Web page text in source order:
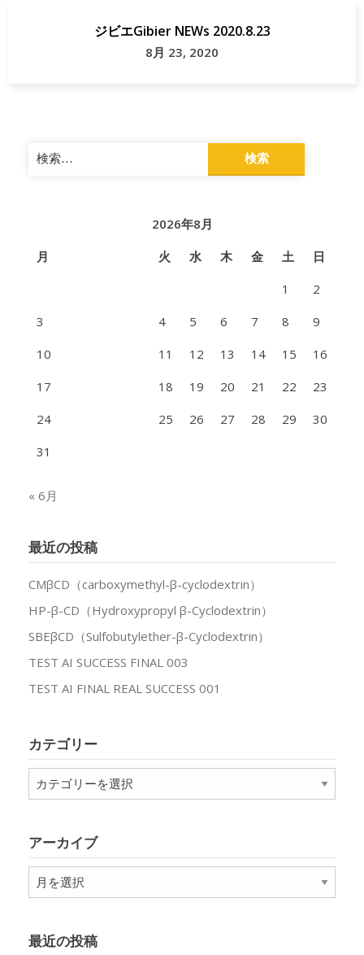
ジビエGibier NEWs 2020.8.23
8月 23, 2020
検
索:
2026年8月
月
火 水 木 金 土
日
1
2
3
4 5 6 7 8
9
10
11 12 13 14 15
16
17
18 19 20 21 22
23
24
25 26 27 28 29
30
31
« 6月
最近の投稿
CMβCD（carboxymethyl-β-cyclodextrin）
HP-β-CD（Hydroxypropyl β-Cyclodextrin）
SBEβCD（Sulfobutylether-β-Cyclodextrin）
TEST AI SUCCESS FINAL 003
TEST AI FINAL REAL SUCCESS 001
カテゴリー
テ
ー
アーカイブ
ア
ー
ブ
最近の投稿